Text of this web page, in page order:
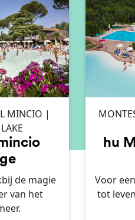
MINCIO |
de magie
van het
hu
Voor
tot